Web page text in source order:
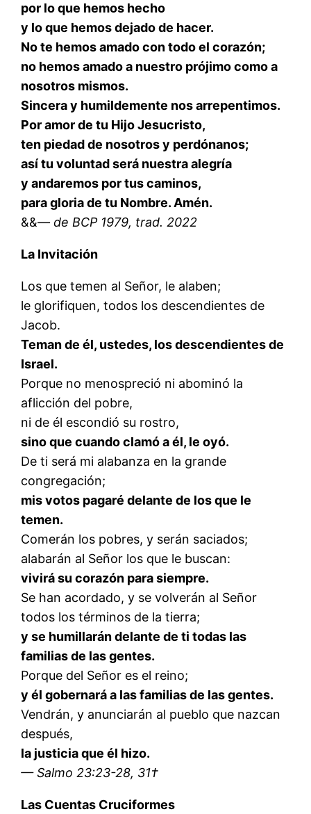
por lo que hemos hecho
y lo que hemos dejado de hacer.
No te hemos amado con todo el corazón;
no hemos amado a nuestro prójimo como a
nosotros mismos.
Sincera y humildemente nos arrepentimos.
Por amor de tu Hijo Jesucristo,
ten piedad de nosotros y perdónanos;
así tu voluntad será nuestra alegría
y andaremos por tus caminos,
para gloria de tu Nombre. Amén.
&&— de BCP 1979, trad. 2022
La Invitación
Los que temen al Señor, le alaben;
le glorifiquen, todos los descendientes de
Jacob.
Teman de él, ustedes, los descendientes de
Israel.
Porque no menospreció ni abominó la
aflicción del pobre,
ni de él escondió su rostro,
sino que cuando clamó a él, le oyó.
De ti será mi alabanza en la grande
congregación;
mis votos pagaré delante de los que le
temen.
Comerán los pobres, y serán saciados;
alabarán al Señor los que le buscan:
vivirá su corazón para siempre.
Se han acordado, y se volverán al Señor
todos los términos de la tierra;
y se humillarán delante de ti todas las
familias de las gentes.
Porque del Señor es el reino;
y él gobernará a las familias de las gentes.
Vendrán, y anunciarán al pueblo que nazcan
después,
la justicia que él hizo.
— Salmo 23:23-28, 31†
Las Cuentas Cruciformes